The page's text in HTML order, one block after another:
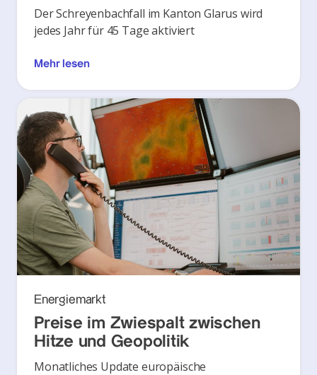
Der Schreyenbachfall im Kanton Glarus wird
jedes Jahr für 45 Tage aktiviert
Mehr lesen
Energiemarkt
Preise im Zwiespalt zwischen
Hitze und Geopolitik
Monatliches Update europäische